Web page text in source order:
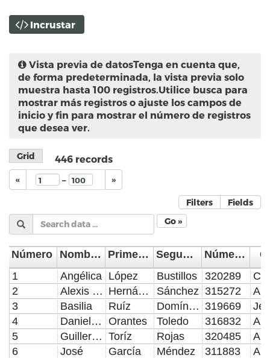
Incrustar
Vista previa de datosTenga en cuenta que,
de forma predeterminada, la vista previa solo
muestra hasta 100 registros.Utilice busca para
mostrar más registros o ajuste los campos de
inicio y fin para mostrar el número de registros
que desea ver.
Grid 446 records
« – »
Filters
Fields
Go »
Número Nombre (s) Primer Apellido Segundo Apellido Número de Control
1
Angélica López Bustillos
320289
2
Alexis Rene Hernández Sánchez 315272
3
Basilia Ruíz Domínguez 319669
4
Daniel Humberto Orantes Toledo
316832
5
Guillermo Toríz Rojas 320485
6
José García Méndez
311883